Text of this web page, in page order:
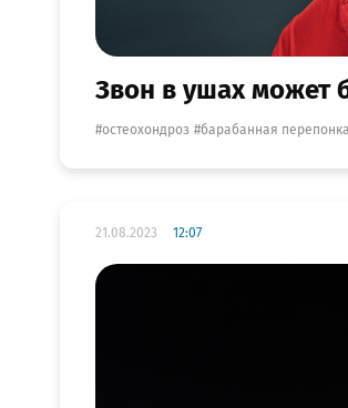
Звон в ушах может
остеохондроз барабанная перепонка
21.08.2023 12:07